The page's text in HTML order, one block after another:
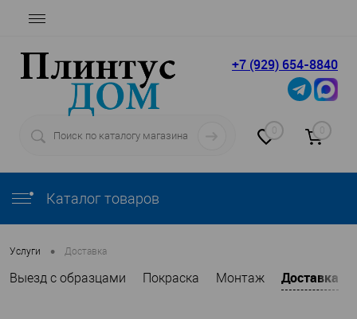
+7 (929) 654-8840
0 0
Каталог товаров
Услуги • Доставка
Выезд с образцами Покраска Монтаж Доставка